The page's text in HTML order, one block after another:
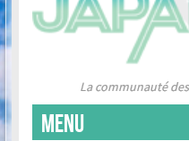
La communauté
MENU